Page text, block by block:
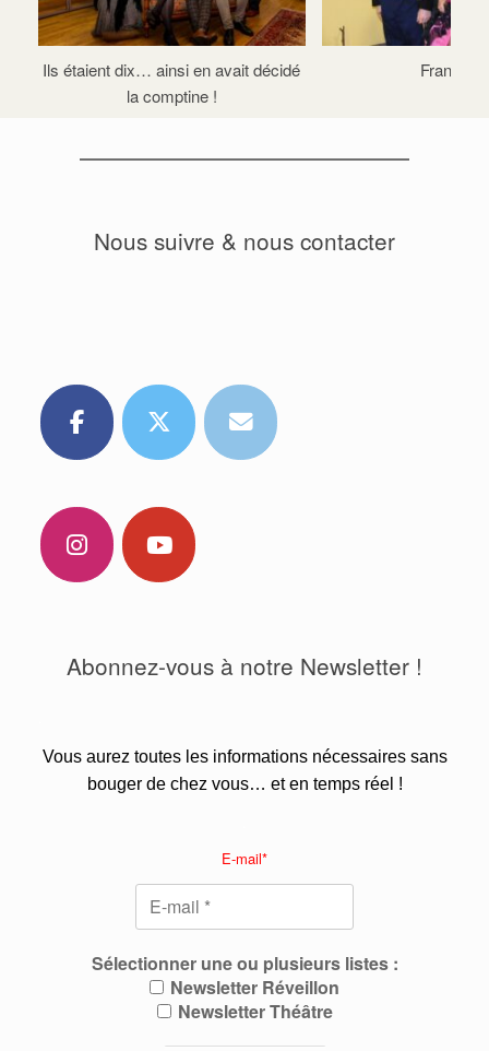
Ils étaient dix… ainsi en avait décidé
la comptine !
Nous suivre & nous contacter
Abonnez-vous à notre Newsletter !
Vous aurez toutes les informations nécessaires sans
bouger de chez vous… et en temps réel !
E-mail*
Sélectionner une ou plusieurs listes :
Newsletter Réveillon
Newsletter Théâtre